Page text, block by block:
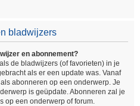
bladwijzers
en abonnement?
de bladwijzers (of favorieten) in je
als er een update was. Vanaf
abonneren op een onderwerp. Je
is geüpdate. Abonneren zal je
op een onderwerp of forum.